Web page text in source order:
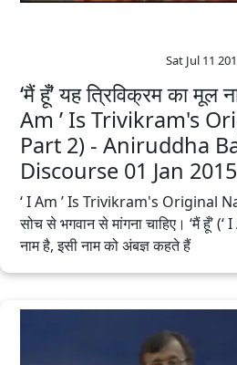
Sat Jul 11
‘मैं हूँ’ यह त्रिविक्रम का मूल
Am ’ Is Trivikram's
Part 2) - Aniruddha
Discourse 01 Jan 2015
‘ I Am ’ Is Trivikram's Original
सोच से भगवान से मांगना चाहिए। ‘मैं हूँ’
नाम है, इसी नाम को अंबज्ञ कहते हैं